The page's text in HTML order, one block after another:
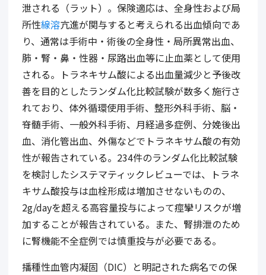
泄される（ラット）。保険適応は、全身性および局
所性線溶亢進が関与すると考えられる出血傾向であ
り、通常は手術中・術後の全身性・局所異常出血、
肺・腎・鼻・性器・尿路出血等に止血薬として使用
される。トラネキサム酸による出血量減少と予後改
善を目的としたランダム化比較試験が数多く施行さ
れており、体外循環使用手術、整形外科手術、脳・
脊髄手術、一般外科手術、月経過多症例、分娩後出
血、消化管出血、外傷などでトラネキサム酸の有効
性が報告されている。234件のランダム化比較試験
を検討したシステマティックレビューでは、トラネ
キサム酸投与は血栓形成は増加させないものの、
2g/dayを超える高容量投与によって痙攣リスクが増
加することが報告されている。また、腎排泄のため
に腎機能不全症例では慎重投与が必要である。
播種性血管内凝固（DIC）と明記された病名での保